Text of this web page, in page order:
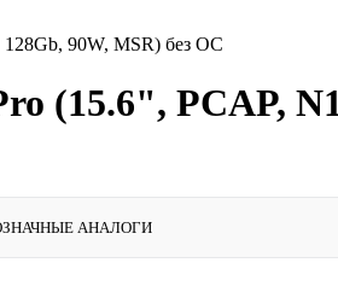
90W, MSR) без ОС
(15.6", PCAP,
АНАЛОГИ